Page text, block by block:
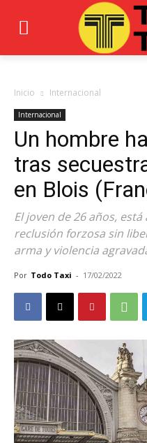
Inicio Internacional
Internacional
Un hombre
tras
en Blois
El joven de 26 años,
reclusión forzosa sin
arma y violencia
Por Todo Taxi - 17/02/2022